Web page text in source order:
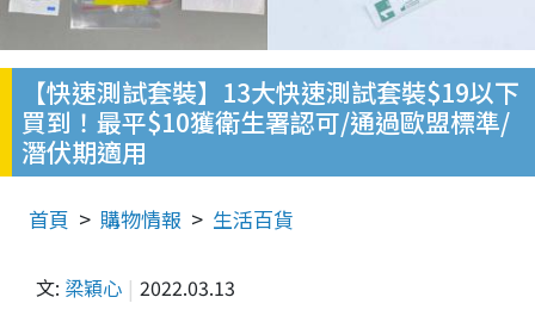
【快速測試套裝】13大快速測試套裝$19以下
買到！最平$10獲衛生署認可/通過歐盟標準/
潛伏期適用
首頁 購物情報 生活百貨
文: 梁穎心 2022.03.13